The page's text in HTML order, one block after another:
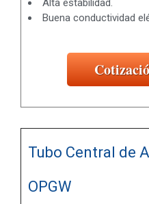
Alta estabilidad.
Buena conductividad
Tubo Central de
OPGW